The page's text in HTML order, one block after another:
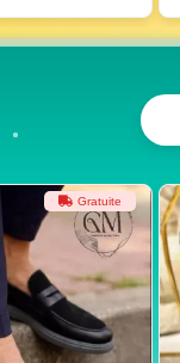
Gratuite